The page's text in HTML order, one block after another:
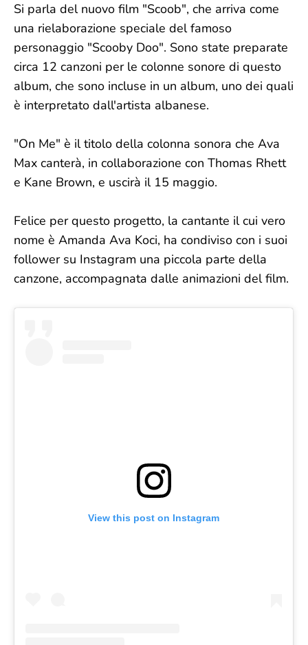
Si parla del nuovo film "Scoob", che arriva come
una rielaborazione speciale del famoso
personaggio "Scooby Doo". Sono state preparate
circa 12 canzoni per le colonne sonore di questo
album, che sono incluse in un album, uno dei quali
è interpretato dall'artista albanese.
"On Me" è il titolo della colonna sonora che Ava
Max canterà, in collaborazione con Thomas Rhett
e Kane Brown, e uscirà il 15 maggio.
Felice per questo progetto, la cantante il cui vero
nome è Amanda Ava Koci, ha condiviso con i suoi
follower su Instagram una piccola parte della
canzone, accompagnata dalle animazioni del film.
View this post on Instagram